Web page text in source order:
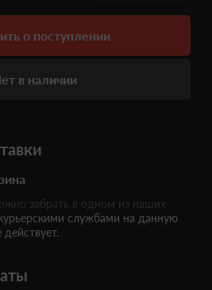
о поступлении
в наличии
забрать в одном из наших
службами на данную